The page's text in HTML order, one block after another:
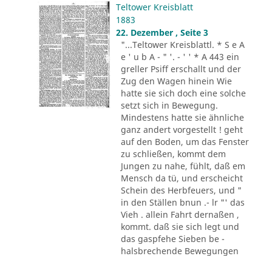
Teltower Kreisblatt
1883
22. Dezember , Seite 3
"...Teltower Kreisblattl. * S e A
e ' u b A - " '. - ' ' * A 443 ein
greller Psiff erschallt und der
Zug den Wagen hinein Wie
hatte sie sich doch eine solche
setzt sich in Bewegung.
Mindestens hatte sie ähnliche
ganz andert vorgestellt ! geht
auf den Boden, um das Fenster
zu schließen, kommt dem
Jungen zu nahe, fühlt, daß em
Mensch da tü, und erscheicht
Schein des Herbfeuers, und "
in den Ställen bnun .- lr "' das
Vieh . allein Fahrt dernaßen ,
kommt. daß sie sich legt und
das gaspfehe Sieben be -
halsbrechende Bewegungen